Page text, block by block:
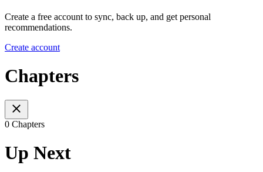
Create a free account to sync, back up, and get personal
recommendations.
Create account
Chapters
0 Chapters
Up Next